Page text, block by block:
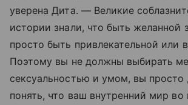
уверена Дита. — Великие
истории знали, что быть желанной
просто быть привлекательной или
Поэтому вы не должны выбирать
сексуальностью и умом, вы
понять, что ваш внутренний мир